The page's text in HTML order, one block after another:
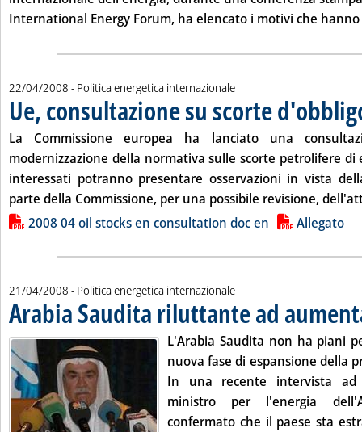
International Energy Forum, ha elencato i motivi che
22/04/2008 - Politica energetica internazionale
Ue, consultazione su scorte
La Commissione europea ha lanciato una
modernizzazione della normativa sulle scorte petrolifere di
interessati potranno presentare osservazioni in vista
parte della Commissione, per una possibile revisione,
Lista allegati PDF alla notizia
2008 04 oil stocks en consultation doc en Allegato
21/04/2008 - Politica energetica internazionale
Arabia Saudita riluttante ad
L'Arabia Saudita non ha piani
nuova fase di espansione della
In una recente intervista
ministro per l'energia
confermato che il paese sta